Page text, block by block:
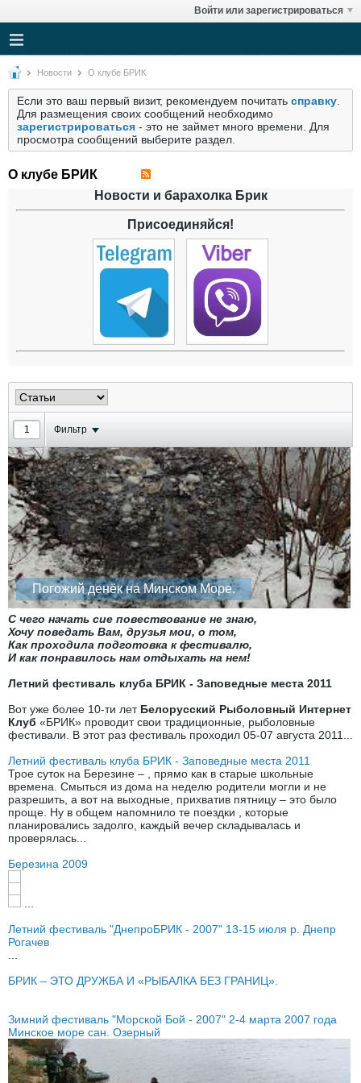
Войти или зарегистрироваться
Новости О клубе БРИК
Если это ваш первый визит, рекомендуем почитать справку
Для размещения своих сообщений необходимо
зарегистрироваться - это не займет много времени. Для
просмотра сообщений выберите раздел.
О клубе БРИК
Новости и барахолка Брик
Присоединяйся!
Фильтр
Погожий денёк на Минском Море.
С чего начать сие повествование не знаю,
Хочу поведать Вам, друзья мои, о том,
Как проходила подготовка к фестивалю,
И как понравилось нам отдыхать на нем!
Летний фестиваль клуба БРИК - Заповедные места 2011
Вот уже более 10-ти лет Белорусский Рыболовный Интернет
Клуб «БРИК» проводит свои традиционные, рыболовные
фестивали. В этот раз фестиваль проходил 05-07 августа 2011...
Летний фестиваль клуба БРИК - Заповедные места 2011
Трое суток на Березине – , прямо как в старые школьные
времена. Смыться из дома на неделю родители могли и не
разрешить, а вот на выходные, прихватив пятницу – это было
проще. Ну в общем напомнило те поездки , которые
планировались задолго, каждый вечер складывалась и
проверялась...
Березина 2009
Летний фестиваль "ДнепроБРИК - 2007" 13-15 июля р. Днепр
Рогачев
БРИК – ЭТО ДРУЖБА И «РЫБАЛКА БЕЗ ГРАНИЦ».
Зимний фестиваль "Морской Бой - 2007" 2-4 марта 2007 года
Минское море сан. Озерный